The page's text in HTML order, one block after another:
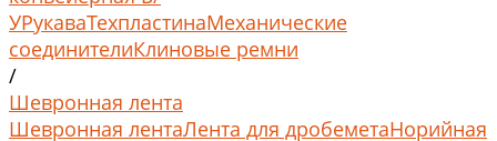
УРукаваТехпластинаМеханические
соединителиКлиновые ремни
/
Шевронная лента
Шевронная лентаЛента для дробеметаНорийная